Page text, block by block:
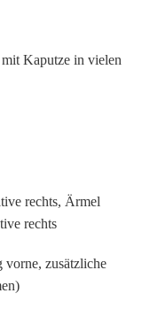
Kaputze in vielen
rechts, Ärmel
rechts
vorne, zusätzliche